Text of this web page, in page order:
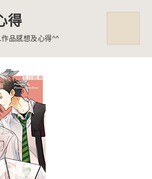
得
品感想及心得^^